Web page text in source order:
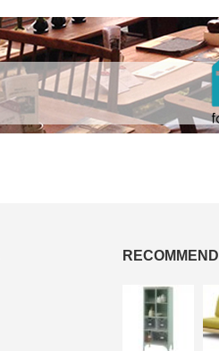
RECOMMEND